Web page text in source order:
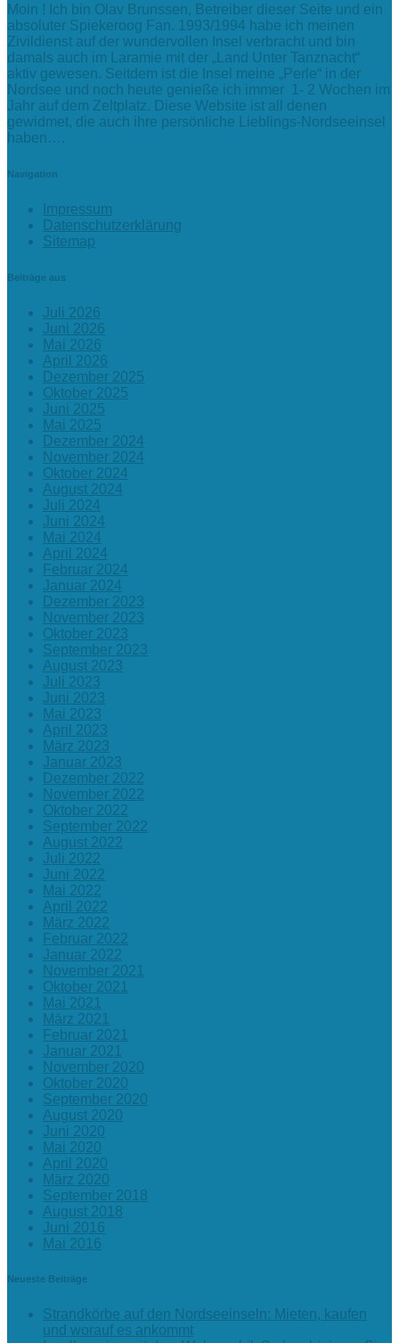
Moin ! Ich bin Olav Brunssen, Betreiber dieser Seite und ein
absoluter Spiekeroog Fan. 1993/1994 habe ich meinen
Zivildienst auf der wundervollen Insel verbracht und bin
damals auch im Laramie mit der „Land Unter Tanznacht“
aktiv gewesen. Seitdem ist die Insel meine „Perle“ in der
Nordsee und noch heute genieße ich immer 1- 2 Wochen im
Jahr auf dem Zeltplatz. Diese Website ist all denen
gewidmet, die auch ihre persönliche Lieblings-Nordseeinsel
haben….
Navigation
Impressum
Datenschutzerklärung
Sitemap
Beiträge aus
Juli 2026
Juni 2026
Mai 2026
April 2026
Dezember 2025
Oktober 2025
Juni 2025
Mai 2025
Dezember 2024
November 2024
Oktober 2024
August 2024
Juli 2024
Juni 2024
Mai 2024
April 2024
Februar 2024
Januar 2024
Dezember 2023
November 2023
Oktober 2023
September 2023
August 2023
Juli 2023
Juni 2023
Mai 2023
April 2023
März 2023
Januar 2023
Dezember 2022
November 2022
Oktober 2022
September 2022
August 2022
Juli 2022
Juni 2022
Mai 2022
April 2022
März 2022
Februar 2022
Januar 2022
November 2021
Oktober 2021
Mai 2021
März 2021
Februar 2021
Januar 2021
November 2020
Oktober 2020
September 2020
August 2020
Juni 2020
Mai 2020
April 2020
März 2020
September 2018
August 2018
Juni 2016
Mai 2016
Neueste Beiträge
Strandkörbe auf den Nordseeinseln: Mieten, kaufen
und worauf es ankommt